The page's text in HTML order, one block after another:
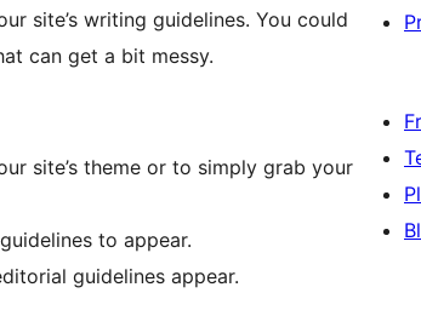
site’s writing guidelines. You could
can get a bit messy.
site’s theme or to simply grab your
to appear.
guidelines appear.